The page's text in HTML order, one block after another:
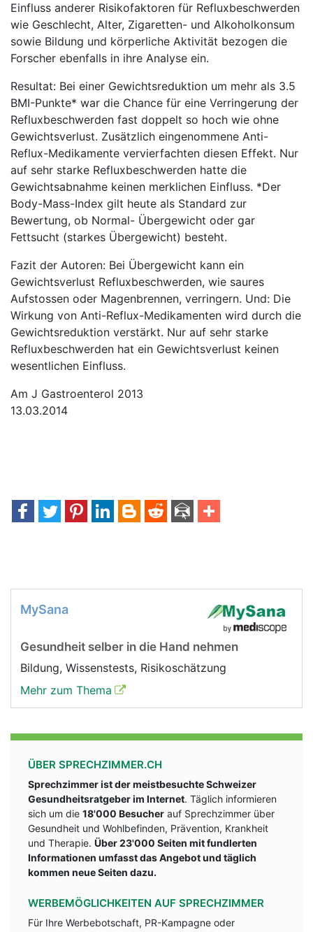
Einfluss anderer Risikofaktoren für Refluxbeschwerden
wie Geschlecht, Alter, Zigaretten- und Alkoholkonsum
sowie Bildung und körperliche Aktivität bezogen die
Forscher ebenfalls in ihre Analyse ein.
Resultat: Bei einer Gewichtsreduktion um mehr als 3.5
BMI-Punkte* war die Chance für eine Verringerung der
Refluxbeschwerden fast doppelt so hoch wie ohne
Gewichtsverlust. Zusätzlich eingenommene Anti-
Reflux-Medikamente vervierfachten diesen Effekt. Nur
auf sehr starke Refluxbeschwerden hatte die
Gewichtsabnahme keinen merklichen Einfluss. *Der
Body-Mass-Index gilt heute als Standard zur
Bewertung, ob Normal- Übergewicht oder gar
Fettsucht (starkes Übergewicht) besteht.
Fazit der Autoren: Bei Übergewicht kann ein
Gewichtsverlust Refluxbeschwerden, wie saures
Aufstossen oder Magenbrennen, verringern. Und: Die
Wirkung von Anti-Reflux-Medikamenten wird durch die
Gewichtsreduktion verstärkt. Nur auf sehr starke
Refluxbeschwerden hat ein Gewichtsverlust keinen
wesentlichen Einfluss.
Am J Gastroenterol 2013
13.03.2014
MySana
Gesundheit selber in die Hand nehmen
Bildung, Wissenstests, Risikoschätzung
Mehr zum Thema
ÜBER SPRECHZIMMER.CH
Sprechzimmer ist der meistbesuchte Schweizer
Gesundheitsratgeber im Internet. Täglich informieren
sich um die 18'000 Besucher auf Sprechzimmer über
Gesundheit und Wohlbefinden, Prävention, Krankheit
und Therapie. Über 23'000 Seiten mit fundlerten
Informationen umfasst das Angebot und täglich
kommen neue Seiten dazu.
WERBEMÖGLICHKEITEN AUF SPRECHZIMMER
Für Ihre Werbebotschaft, PR-Kampagne oder